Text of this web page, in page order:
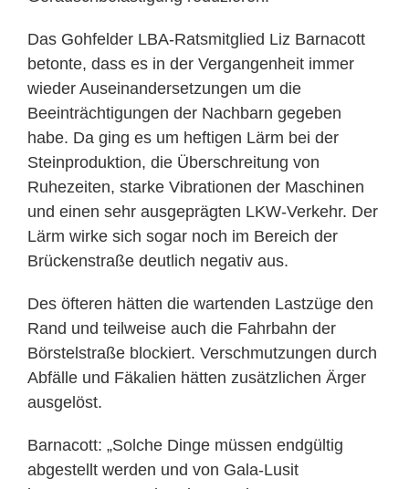
Das Gohfelder LBA-Ratsmitglied Liz Barnacott
betonte, dass es in der Vergangenheit immer
wieder Auseinandersetzungen um die
Beeinträchtigungen der Nachbarn gegeben
habe. Da ging es um heftigen Lärm bei der
Steinproduktion, die Überschreitung von
Ruhezeiten, starke Vibrationen der Maschinen
und einen sehr ausgeprägten LKW-Verkehr. Der
Lärm wirke sich sogar noch im Bereich der
Brückenstraße deutlich negativ aus.
Des öfteren hätten die wartenden Lastzüge den
Rand und teilweise auch die Fahrbahn der
Börstelstraße blockiert. Verschmutzungen durch
Abfälle und Fäkalien hätten zusätzlichen Ärger
ausgelöst.
Barnacott: „Solche Dinge müssen endgültig
abgestellt werden und von Gala-Lusit